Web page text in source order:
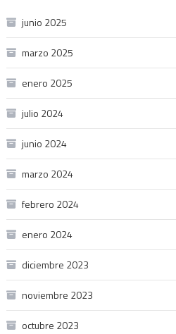
junio 2025
marzo 2025
enero 2025
julio 2024
junio 2024
marzo 2024
febrero 2024
enero 2024
diciembre 2023
noviembre 2023
octubre 2023